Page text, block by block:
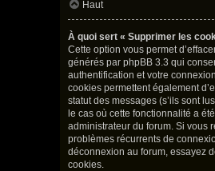
Haut
À quoi sert « Supprimer les
Cette option vous permet
générés par phpBB 3.3 qui
authentification et votre
cookies permettent également
statut des messages (s’ils sont
le cas où cette fonctionnalité a
administrateur du forum. Si vous
problèmes récurrents de
déconnexion au forum, essayez
cookies.